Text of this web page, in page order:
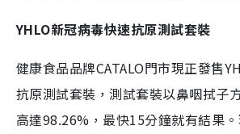
YHLO新冠病毒快速抗原測試套裝
健康食品品牌CATALO門市現正發售
抗原測試套裝，測試套裝以鼻咽拭子
高達98.26%，最快15分鐘就有結果